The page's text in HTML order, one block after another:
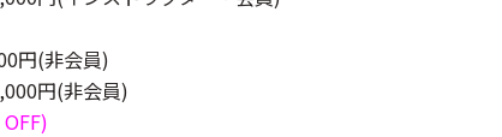
円(非会員)
円(非会員)
)